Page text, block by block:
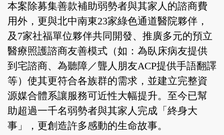
本案除募集善款補助弱勢者與其家人的諮商費
用外，更與北中南東23家綠色通道醫院夥伴，
及7家社福單位夥伴共同開發、推廣多元的預立
醫療照護諮商友善模式（如：為臥床病友提供
到宅諮商、為聽障／聾人朋友ACP提供手語翻譯
等）使其更符合各族群的需求，並建立完整資
源媒合體系讓服務可近性大幅提升。至今已幫
助超過一千名弱勢者與其家人完成「終身大
事」，更創造許多感動的生命故事。